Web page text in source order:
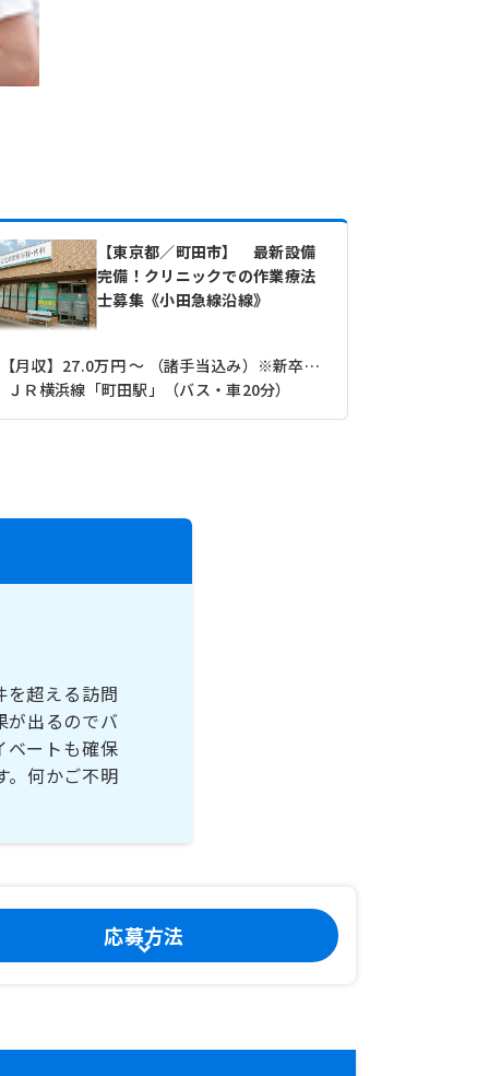
【東京都／町田市】 最新設備
完備！クリニックでの作業療法
士募集《小田急線沿線》
【月収】27.0万円 ～ （諸手当込み）※新卒モデル 諸手当込み
ＪＲ横浜線「町田駅」（バス・車20分）
を超える訪問
が出るのでバ
ベートも確保
。何かご不明
応募方法